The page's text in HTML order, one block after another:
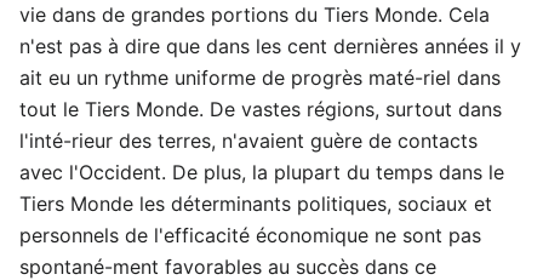
vie dans de grandes portions du Tiers Monde. Cela
n'est pas à dire que dans les cent dernières années il y
ait eu un rythme uniforme de progrès maté-riel dans
tout le Tiers Monde. De vastes régions, surtout dans
l'inté-rieur des terres, n'avaient guère de contacts
avec l'Occident. De plus, la plupart du temps dans le
Tiers Monde les déterminants politiques, sociaux et
personnels de l'efficacité économique ne sont pas
spontané-ment favorables au succès dans ce